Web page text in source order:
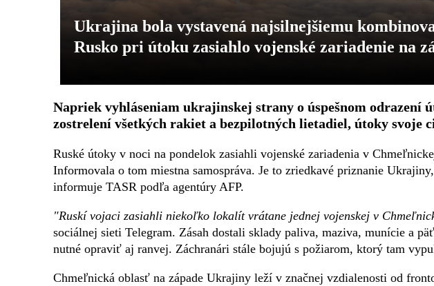
Ukrajina bola vystavená najsilnejšiemu
Rusko pri útoku zasiahlo vojenské zariadenie na
Napriek vyhláseniam ukrajinskej strany o úspešnom odrazení
zostrelení všetkých rakiet a bezpilotných lietadiel, útoky svoje
Ruské útoky v noci na pondelok zasiahli vojenské zariadenia v
Informovala o tom miestna samospráva. Je to zriedkavé priznanie
informuje TASR podľa agentúry AFP.
"Ruskí vojaci zasiahli niekoľko lokalít vrátane jednej vojenskej v
sociálnej sieti Telegram. Zásah dostali sklady paliva, maziva, munície a
nutné opraviť aj ranvej. Záchranári stále bojujú s požiarom, ktorý tam
Chmeľnická oblasť na západe Ukrajiny leží v značnej vzdialenosti od